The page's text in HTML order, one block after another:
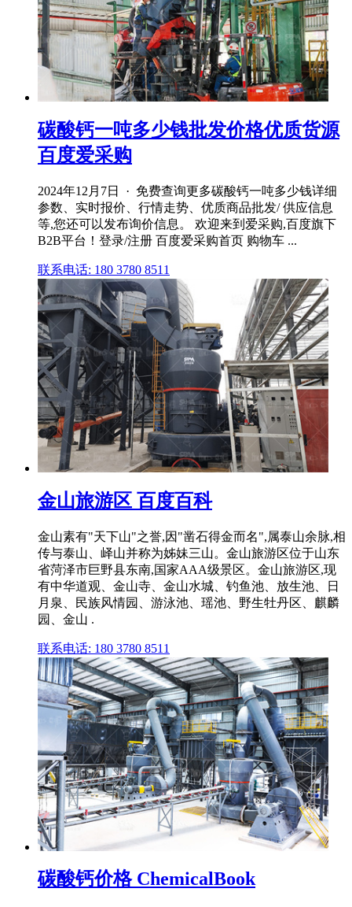
碳酸钙一吨多少钱批发价格优质货源
百度爱采购
2024年12月7日 · 免费查询更多碳酸钙一吨多少钱详细
参数、实时报价、行情走势、优质商品批发/ 供应信息
等,您还可以发布询价信息。 欢迎来到爱采购,百度旗下
B2B平台！登录/注册 百度爱采购首页 购物车 ...
联系电话: 180 3780 8511
金山旅游区 百度百科
金山素有"天下山"之誉,因"凿石得金而名",属泰山余脉,相
传与泰山、峄山并称为姊妹三山。金山旅游区位于山东
省菏泽市巨野县东南,国家AAA级景区。金山旅游区,现
有中华道观、金山寺、金山水城、钓鱼池、放生池、日
月泉、民族风情园、游泳池、瑶池、野生牡丹区、麒麟
园、金山 .
联系电话: 180 3780 8511
碳酸钙价格 ChemicalBook